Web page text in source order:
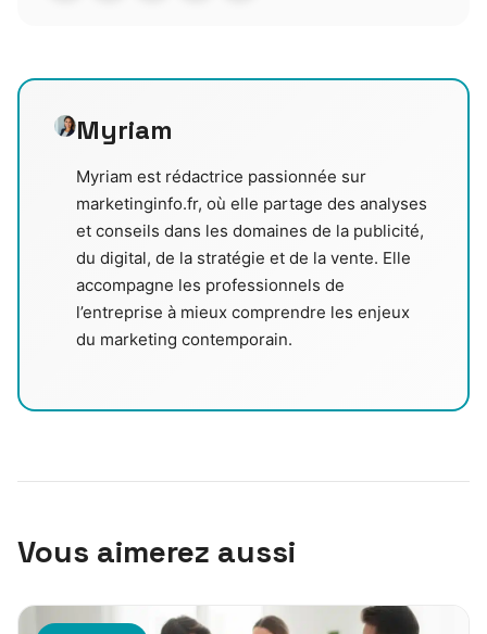
Myriam
Myriam est rédactrice passionnée sur
marketinginfo.fr, où elle partage des analyses
et conseils dans les domaines de la publicité,
du digital, de la stratégie et de la vente. Elle
accompagne les professionnels de
l’entreprise à mieux comprendre les enjeux
du marketing contemporain.
Vous aimerez aussi